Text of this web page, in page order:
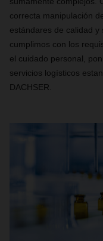
correcta manipulación
estándares de calidad y
cumplimos con los
el cuidado personal,
servicios logísticos
DACHSER.